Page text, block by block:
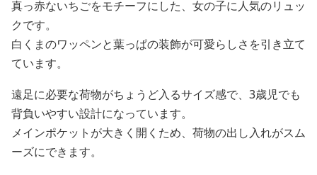
真っ赤ないちごをモチーフにした、女の子に人気のリュッ
クです。
白くまのワッペンと葉っぱの装飾が可愛らしさを引き立て
ています。
遠足に必要な荷物がちょうど入るサイズ感で、3歳児でも
背負いやすい設計になっています。
メインポケットが大きく開くため、荷物の出し入れがスム
ーズにできます。